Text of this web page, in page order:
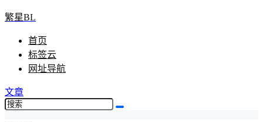
繁星BL
首页
标签云
网址导航
文章